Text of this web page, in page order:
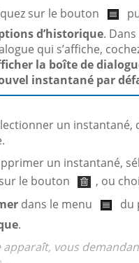
sur le bouton
d’historique.
qui s’affiche,
la boîte de
instantané par
un instantané,
un instantané,
le bouton
, ou
dans le menu
du
.
apparaît, vous